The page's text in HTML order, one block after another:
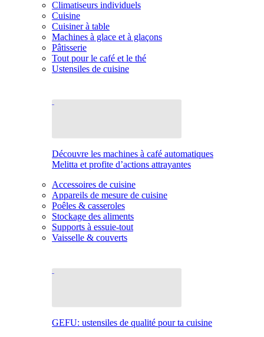
Climatiseurs individuels
Cuisine
Cuisiner à table
Machines à glace et à glaçons
Pâtisserie
Tout pour le café et le thé
Ustensiles de cuisine
Découvre les machines à café automatiques
Melitta et profite d’actions attrayantes
Accessoires de cuisine
Appareils de mesure de cuisine
Poêles & casseroles
Stockage des aliments
Supports à essuie-tout
Vaisselle & couverts
GEFU: ustensiles de qualité pour ta cuisine